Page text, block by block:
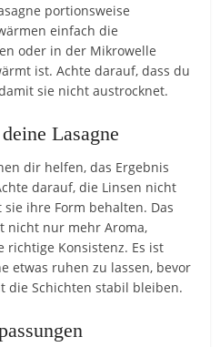
portionsweise
einfach die
oder in der Mikrowelle
ist. Achte darauf, dass du
sie nicht austrocknet.
Lasagne
dir helfen, das Ergebnis
darauf, die Linsen nicht
ihre Form behalten. Das
nicht nur mehr Aroma,
Konsistenz. Es ist
etwas ruhen zu lassen, bevor
die Schichten stabil bleiben.